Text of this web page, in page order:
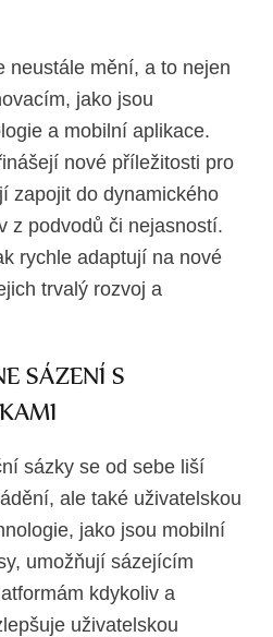
neustále mění, a to nejen
jako jsou
a mobilní aplikace.
nové příležitosti pro
zapojit do dynamického
z podvodů či nejasností.
rychle adaptují na nové
trvalý rozvoj a
SÁZENÍ S
sázky se od sebe liší
ale také uživatelskou
jako jsou mobilní
umožňují sázejícím
kdykoliv a
uživatelskou